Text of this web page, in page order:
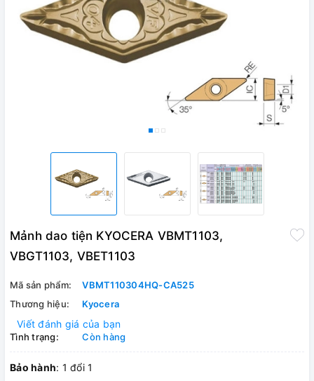
Mảnh dao tiện KYOCERA VBMT1103,
VBGT1103, VBET1103
Mã sản phẩm:
VBMT110304HQ-CA525
Thương hiệu:
Kyocera
Viết đánh giá của bạn
Tình trạng: Còn hàng
Bảo hành: 1 đổi 1